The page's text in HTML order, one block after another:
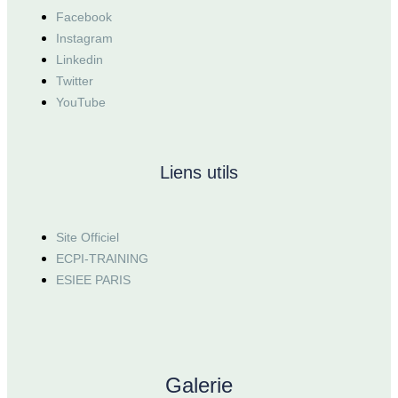
Facebook
Instagram
Linkedin
Twitter
YouTube
Liens utils
Site Officiel
ECPI-TRAINING
ESIEE PARIS
Galerie